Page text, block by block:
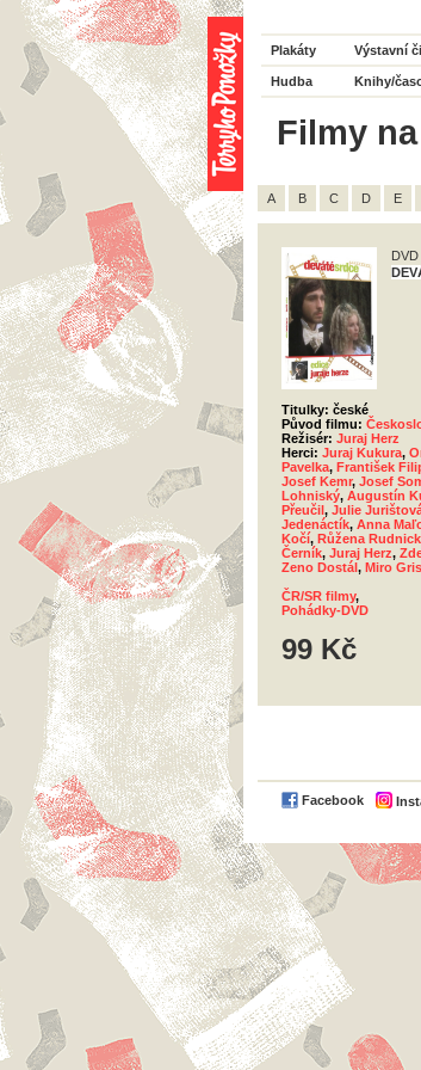
Plakáty Výstavní
Hudba Knihy/
Filmy
A B C D E
DVD
Titulky: české
Původ filmu:
Režisér: Juraj Herz
Herci: Juraj Kukura,
Pavelka, František
Josef Kemr, Josef
Lohniský, Augustín
Přeučil, Julie
Jedenáctík, Anna
Kočí, Růžena
Černík, Juraj Herz,
Zeno Dostál, Miro
ČR/SR filmy,
Pohádky-DVD
99 Kč
Facebook